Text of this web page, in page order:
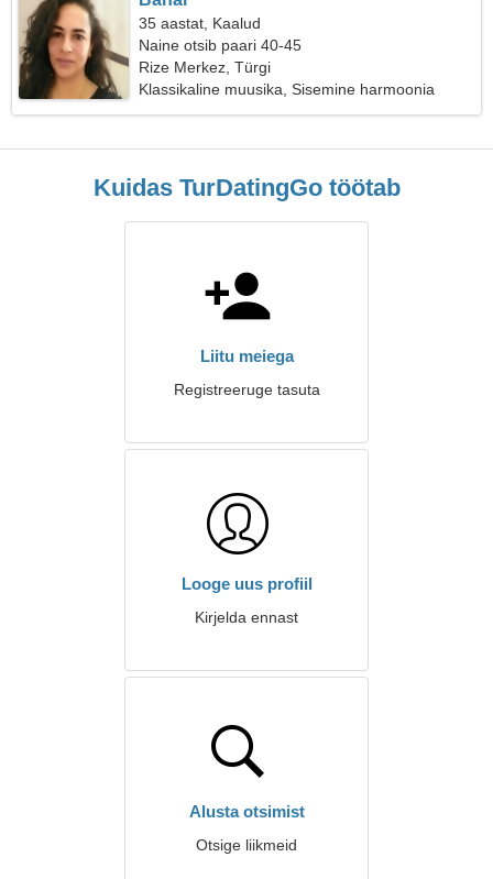
35 aastat, Kaalud
Naine otsib paari 40-45
Rize Merkez, Türgi
Klassikaline muusika, Sisemine harmoonia
Kuidas TurDatingGo töötab
Liitu meiega
Registreeruge tasuta
Looge uus profiil
Kirjelda ennast
Alusta otsimist
Otsige liikmeid